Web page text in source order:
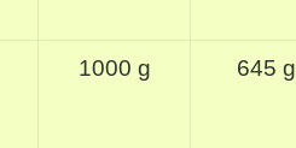
1000 g 645 g